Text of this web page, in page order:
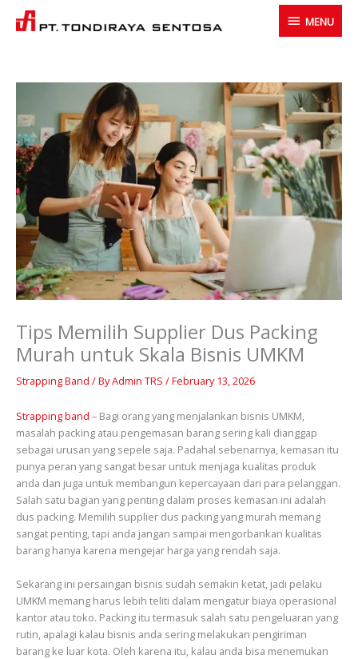
MENU
MENU
Tips Memilih Supplier Dus Packing
Murah untuk Skala Bisnis UMKM
Strapping Band / ByAdmin TRS /February 13, 2026
Strapping band – Bagi orang yang menjalankan bisnis UMKM,
masalah packing atau pengemasan barang sering kali dianggap
sebagai urusan yang sepele saja. Padahal sebenarnya, kemasan itu
punya peran yang sangat besar untuk menjaga kualitas produk
anda dan juga untuk membangun kepercayaan dari para pelanggan.
Salah satu bagian yang penting dalam proses kemasan ini adalah
dus packing. Memilih supplier dus packing yang murah memang
sangat penting, tapi anda jangan sampai mengorbankan kualitas
barang hanya karena mengejar harga yang rendah saja.
Sekarang ini persaingan bisnis sudah semakin ketat, jadi pelaku
UMKM memang harus lebih teliti dalam mengatur biaya operasional
kantor atau toko. Packing itu termasuk salah satu pengeluaran yang
rutin, apalagi kalau bisnis anda sering melakukan pengiriman
barang ke luar kota. Oleh karena itu, kalau anda bisa menemukan